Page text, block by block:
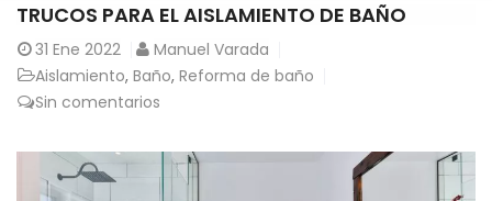
TRUCOS PARA EL AISLAMIENTO DE BAÑO
31 Ene 2022
Manuel Varada
Aislamiento, Baño, Reforma de baño
Sin comentarios